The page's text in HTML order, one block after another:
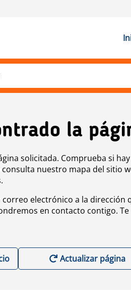
la
solicitada. Comprueba si hay
nuestro mapa del sitio
electrónico a la dirección
en contacto contigo. Te
Actualizar página